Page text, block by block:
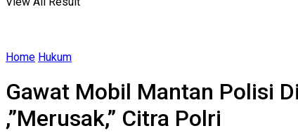
Home Hukum
Gawat Mobil Mantan Polisi
,”Merusak,” Citra Polri